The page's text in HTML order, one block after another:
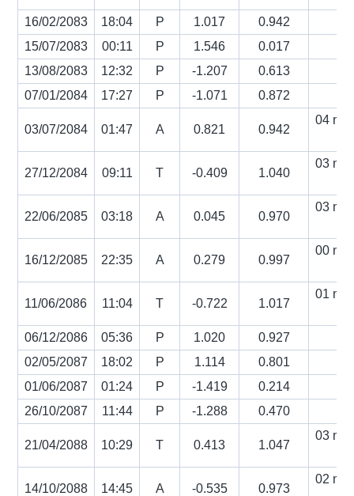
16/02/2083
18:04 P 1.017
0.942
15/07/2083
00:11 P 1.546
0.017
13/08/2083
12:32 P -1.207
0.613
07/01/2084
17:27 P -1.071 0.872
03/07/2084 01:47 A 0.821 0.942
04
27/12/2084 09:11 T -0.409 1.040
03
22/06/2085 03:18 A 0.045 0.970
03
16/12/2085 22:35 A 0.279 0.997
00
11/06/2086 11:04 T -0.722 1.017
01
06/12/2086
05:36 P 1.020
0.927
02/05/2087
18:02 P 1.114
0.801
01/06/2087
01:24 P -1.419
0.214
26/10/2087
11:44 P -1.288 0.470
21/04/2088 10:29 T 0.413 1.047
03
14/10/2088 14:45 A -0.535 0.973
02